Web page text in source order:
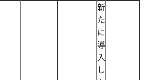
新
た
に
導
入
し